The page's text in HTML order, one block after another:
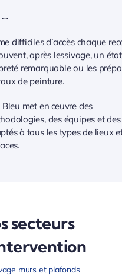
…
difficiles d’accès chaque
après lessivage, un
remarquable ou les
de peinture.
Bleu met en œuvre des
des équipes et
à tous les types de lieux
secteurs
murs et plafonds